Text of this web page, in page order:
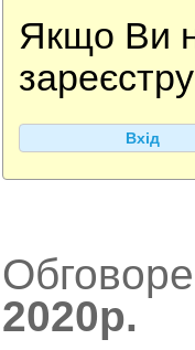
Якщо Ви
Вхід
2020р.